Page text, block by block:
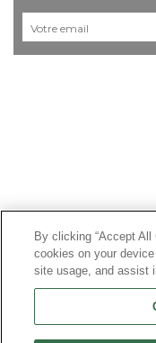
Courriel*
By clicking “Accept
cookies on your
site usage, and assist